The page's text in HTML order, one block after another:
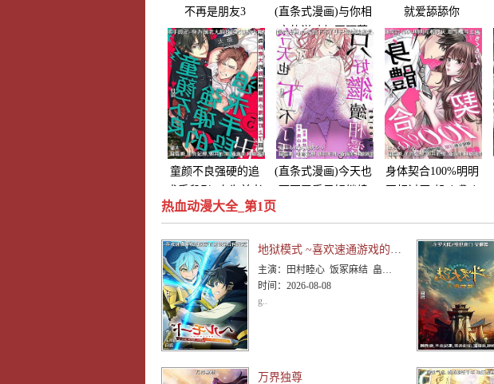
不再是朋友3
(直条式漫画)与你相
恋的滋味如同阿芙
佳朵19
就爱舔舔你
童颜不良强硬的追
大的我居然被臭小
~act.5
(直条式漫画)今天也
身体契合100%明明
热血动漫大全_第1页
地狱模式 ~喜欢速通游戏的玩家在废设定异世界无双~第二季
主演：
田村睦心 饭冢麻结 畠中祐 千本木彩花 石川英郎 大原沙耶香 小市真琴 杉田智和 千叶翔也 三宅麻理
时间： 2026-08-08
g..
万界独尊